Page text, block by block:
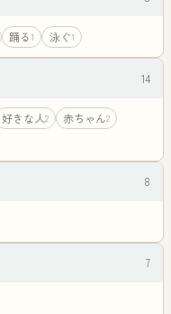
踊る1 泳ぐ1
14
好きな人2 赤ちゃん2
8
7